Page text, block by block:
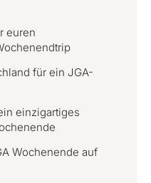
euren
für ein JGA-
einzigartiges
Wochenende auf